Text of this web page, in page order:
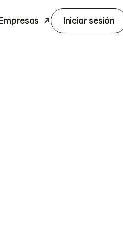
Empresas Iniciar sesión